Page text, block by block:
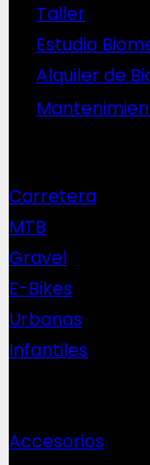
Taller
Estudio
Alquiler de
Carretera
MTB
Gravel
E-Bikes
Urbanas
Infantiles
Accesorios